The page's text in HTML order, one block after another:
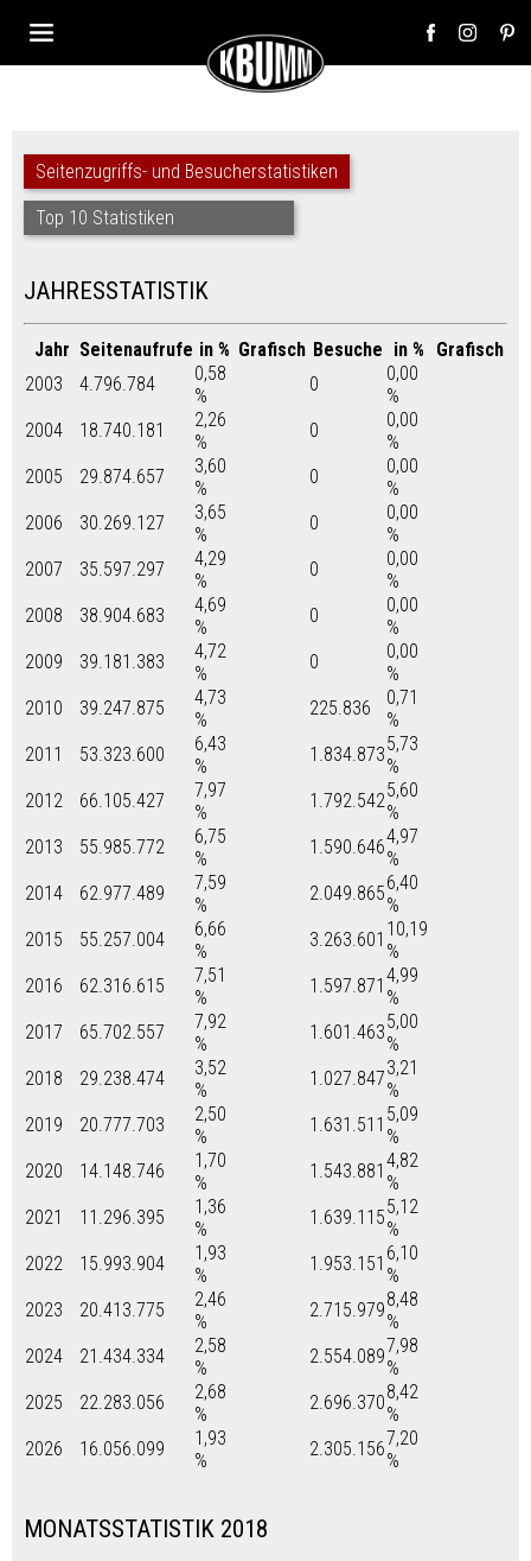
Seitenzugriffs- und Besucherstatistiken
Top 10 Statistiken
JAHRESSTATISTIK
Jahr Seitenaufrufe in % Grafisch Besuche in %
Grafisch
2003
4.796.784
0,58
%
0
0,00
%
2004
18.740.181
2,26
%
0
0,00
%
2005
29.874.657
3,60
%
0
0,00
%
2006
30.269.127
3,65
%
0
0,00
%
2007
35.597.297
4,29
%
0
0,00
%
2008
38.904.683
4,69
%
0
0,00
%
2009
39.181.383
4,72
%
0
0,00
%
2010
39.247.875
4,73
%
225.836
0,71
%
2011
53.323.600
6,43
%
1.834.8735,73
%
2012
66.105.427
7,97
%
1.792.5425,60
%
2013
55.985.772
6,75
%
1.590.6464,97
%
2014
62.977.489
7,59
%
2.049.8656,40
%
2015
55.257.004
6,66
%
3.263.601 10,19
%
2016
62.316.615
7,51
%
1.597.871 4,99
%
2017
65.702.557
7,92
%
1.601.4635,00
%
2018
29.238.474
3,52
%
1.027.8473,21
%
2019
20.777.703
2,50
%
1.631.511 5,09
%
2020
14.148.746
1,70
%
1.543.881 4,82
%
2021
11.296.395
1,36
%
1.639.1155,12
%
2022
15.993.904
1,93
%
1.953.151 6,10
%
2023
20.413.775
2,46
%
2.715.9798,48
%
2024
21.434.334
2,58
%
2.554.0897,98
%
2025
22.283.056
2,68
%
2.696.3708,42
%
2026
16.056.099
1,93
%
2.305.1567,20
%
MONATSSTATISTIK 2018